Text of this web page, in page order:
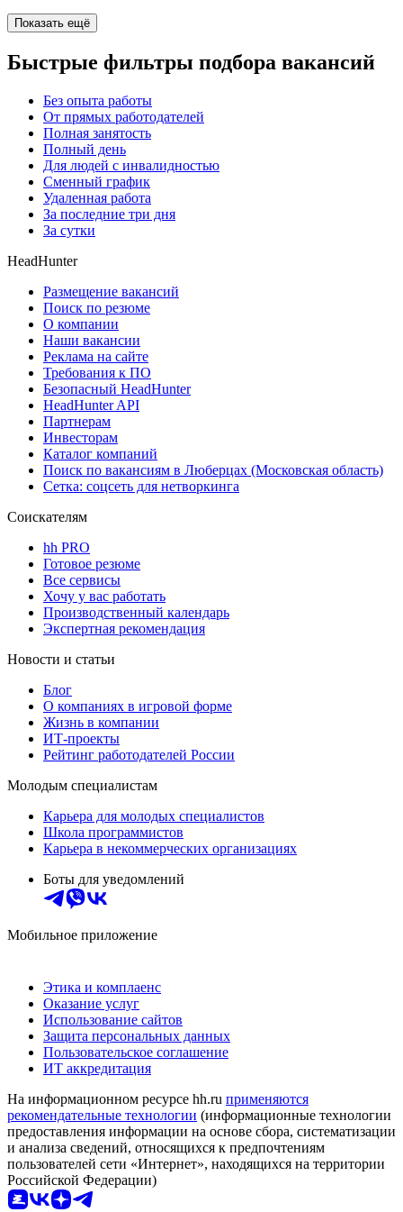
Показать ещё
Быстрые фильтры подбора вакансий
Без опыта работы
От прямых работодателей
Полная занятость
Полный день
Для людей с инвалидностью
Сменный график
Удаленная работа
За последние три дня
За сутки
HeadHunter
Размещение вакансий
Поиск по резюме
О компании
Наши вакансии
Реклама на сайте
Требования к ПО
Безопасный HeadHunter
HeadHunter API
Партнерам
Инвесторам
Каталог компаний
Поиск по вакансиям в Люберцах (Московская область)
Сетка: соцсеть для нетворкинга
Соискателям
hh PRO
Готовое резюме
Все сервисы
Хочу у вас работать
Производственный календарь
Экспертная рекомендация
Новости и статьи
Блог
О компаниях в игровой форме
Жизнь в компании
ИТ-проекты
Рейтинг работодателей России
Молодым специалистам
Карьера для молодых специалистов
Школа программистов
Карьера в некоммерческих организациях
Боты для уведомлений
Мобильное приложение
Этика и комплаенс
Оказание услуг
Использование сайтов
Защита персональных данных
Пользовательское соглашение
ИТ аккредитация
На информационном ресурсе hh.ru применяются
рекомендательные технологии (информационные технологии
предоставления информации на основе сбора, систематизации
и анализа сведений, относящихся к предпочтениям
пользователей сети «Интернет», находящихся на территории
Российской Федерации)